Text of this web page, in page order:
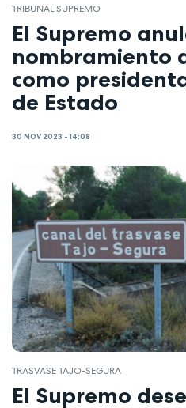
TRIBUNAL SUPREMO
El Supremo
nombramiento
como
de Estado
30 NOV 2023 - 14:08
TRASVASE TAJO-SEGURA
El Supremo